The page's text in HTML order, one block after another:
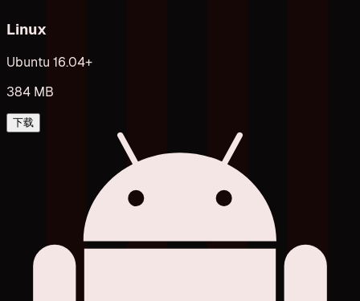
Linux
Ubuntu 16.04+
384 MB
下载